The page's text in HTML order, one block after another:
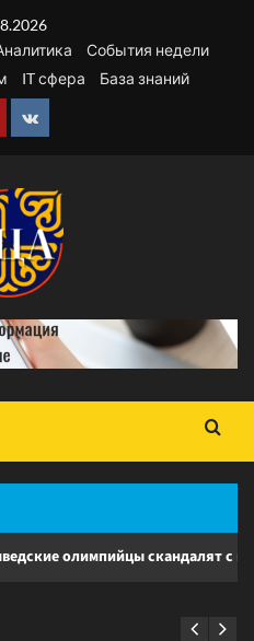
События недели
IT сфера База знаний
VK
олимпийцы скандалят с